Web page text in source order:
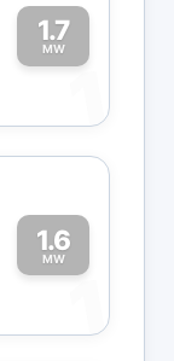
1.7
MW
1
1.6
MW
1